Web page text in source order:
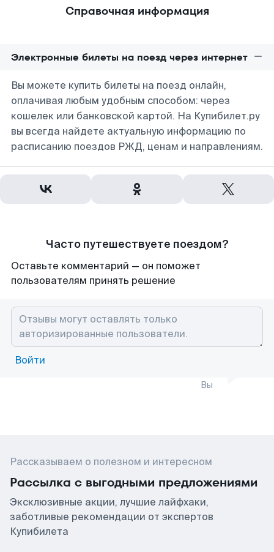
Справочная информация
Электронные билеты на поезд через интернет
Вы можете купить билеты на поезд онлайн,
оплачивая любым удобным способом: через
кошелек или банковской картой. На Купибилет.ру
вы всегда найдете актуальную информацию по
расписанию поездов РЖД, ценам и направлениям.
Часто путешествуете поездом?
Оставьте комментарий — он поможет
пользователям принять решение
Войти
Вы
Рассказываем о полезном и интересном
Рассылка с выгодными предложениями
Эксклюзивные акции, лучшие лайфхаки,
заботливые рекомендации от экспертов
Купибилета